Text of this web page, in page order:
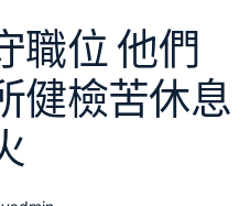
職位 他們
健檢苦休息